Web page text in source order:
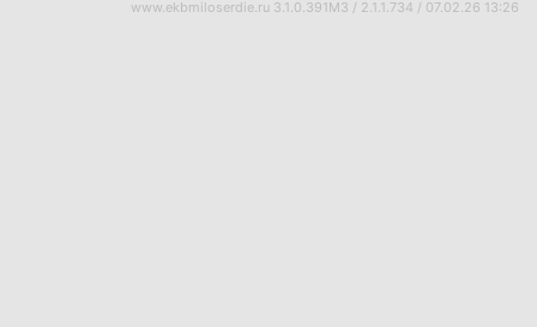
www.ekbmiloserdie.ru 3.1.0.391M3 / 2.1.1.734 / 07.02.26 13:26